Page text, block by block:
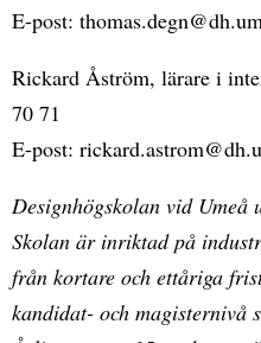
E-post:
Rickard Åström, lärare i
70 71
E-post:
Designhögskolan vid Umeå
Skolan är inriktad på
från kortare och ettåriga
kandidat- och magisternivå